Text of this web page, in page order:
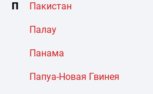
П Пакистан
Палау
Панама
Папуа-Новая Гвинея